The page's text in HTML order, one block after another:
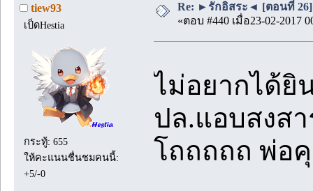
tiew93
เป็ดHestia
กระทู้: 655
ให้คะแนนชื่นชมคนนี้:
+5/-0
Re: ►รักอิสระ◄ [ตอนที่ 26]
«ตอบ #440 เมื่อ23-02-2017
ไม่อยากได้
ปล.แอบสงส
โถถถถถ พ่อ